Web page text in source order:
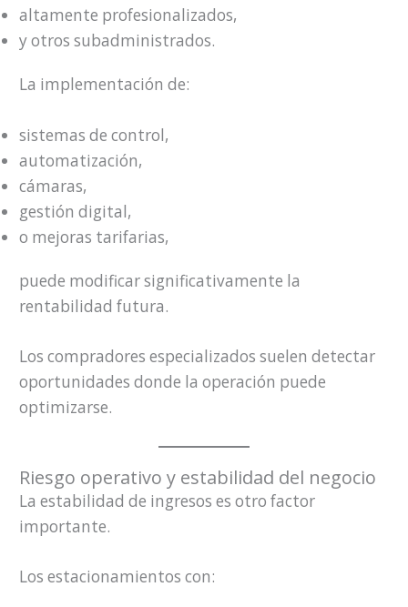
altamente profesionalizados,
y otros subadministrados.
La implementación de:
sistemas de control,
automatización,
cámaras,
gestión digital,
o mejoras tarifarias,
puede modificar significativamente la
rentabilidad futura.
Los compradores especializados suelen detectar
oportunidades donde la operación puede
optimizarse.
Riesgo operativo y estabilidad del negocio
La estabilidad de ingresos es otro factor
importante.
Los estacionamientos con: